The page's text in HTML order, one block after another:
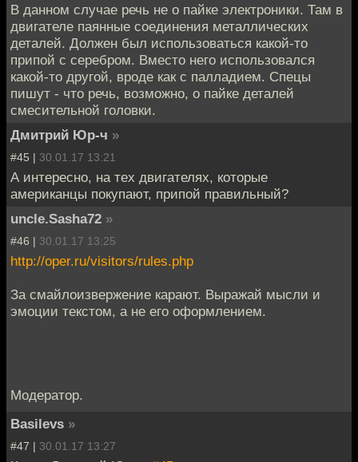
В данном случае речь не о пайке электроники. Там в
двигателе паянные соединения металлических
деталей. Должен был использоваться какой-то
припой с серебром. Вместо него использовался
какой-то другой, вроде как с палладием. Спецы
пишут - что речь, возможно, о пайке деталей
смесительной головки.
Дмитрий Юр-ч »
#45 | 30.01.17 13:21
А интересно, на тех двигателях, которые
американцы покупают, припой правильный?
uncle.Sasha72 »
#46 | 30.01.17 13:25
http://oper.ru/visitors/rules.php
За смайлоизвержение карают. Выражай мысли и
эмоции текстом, а не его оформлением.
Модератор.
Basilevs »
#47 | 30.01.17 13:27